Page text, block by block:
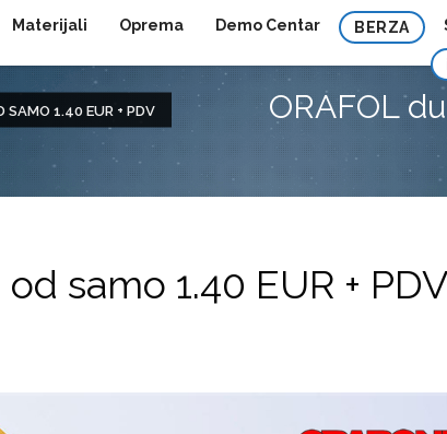
Materijali Oprema Demo Centar BERZA
SAMO 1.40 EUR + PDV
ORAFOL
samo 1.40 EUR + PDV